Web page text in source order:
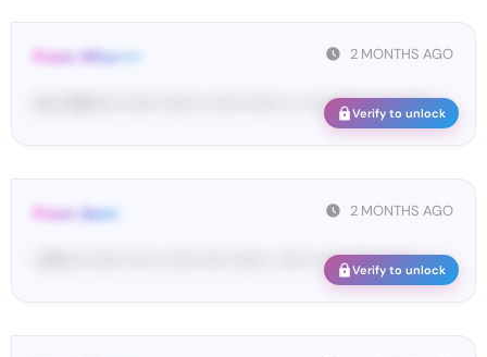
2 MONTHS AGO
From: Wha•••••
Yo•• Wh••••• •••••• •••••• •• ••••• •••••• •• • ••• •••••• •• ••• ••••• ...
Verify to unlock
2 MONTHS AGO
From: Qsm•
<W••••• •••••• •••• •• ••••• ••••• •••••• • ••••• •• ••• ••••• •• •••• ...
Verify to unlock